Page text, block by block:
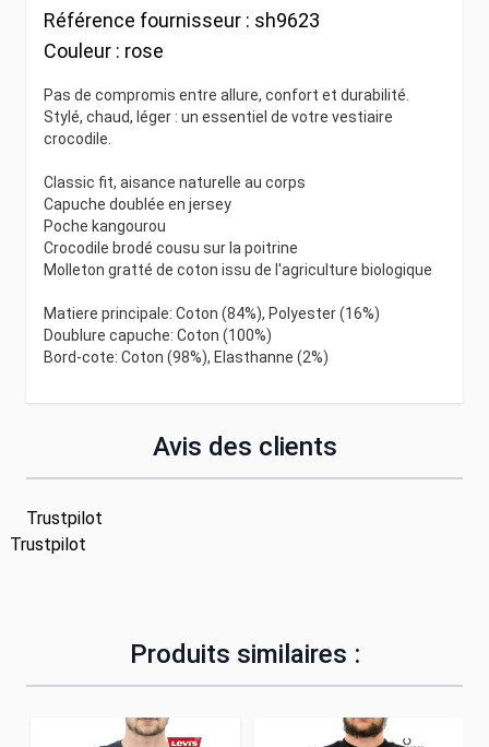
Référence fournisseur : sh9623
Couleur : rose
Pas de compromis entre allure, confort et durabilité.
Stylé, chaud, léger : un essentiel de votre vestiaire
crocodile.
Classic fit, aisance naturelle au corps
Capuche doublée en jersey
Poche kangourou
Crocodile brodé cousu sur la poitrine
Molleton gratté de coton issu de l'agriculture biologique
Matiere principale: Coton (84%), Polyester (16%)
Doublure capuche: Coton (100%)
Bord-cote: Coton (98%), Elasthanne (2%)
Avis des clients
Trustpilot
Trustpilot
Produits similaires :